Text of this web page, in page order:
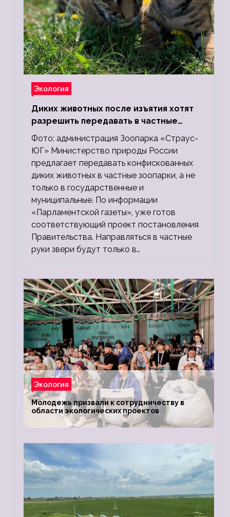
Экология
Диких животных после изъятия хотят
разрешить передавать в частные
зоопарки
Фото: администрация Зоопарка «Страус-
ЮГ» Министерство природы России
предлагает передавать конфискованных
диких животных в частные зоопарки, а не
только в государственные и
муниципальные. По информации
«Парламентской газеты», уже готов
соответствующий проект постановления
Правительства. Направляться в частные
руки звери будут только в…
Экология
Молодежь призвали к сотрудничеству в
области экологических проектов